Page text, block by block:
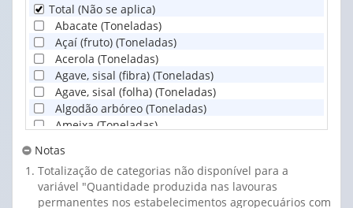
Total (Não se aplica)
Abacate (Toneladas)
Açaí (fruto) (Toneladas)
Acerola (Toneladas)
Agave, sisal (fibra) (Toneladas)
Agave, sisal (folha) (Toneladas)
Algodão arbóreo (Toneladas)
Ameixa (Toneladas)
Amora (fruto) (Toneladas)
Atemoia (Toneladas)
Azeitona (oliveira) (Toneladas)
Notas
Totalização de categorias não disponível para a
variável "Quantidade produzida nas lavouras
permanentes nos estabelecimentos agropecuários com